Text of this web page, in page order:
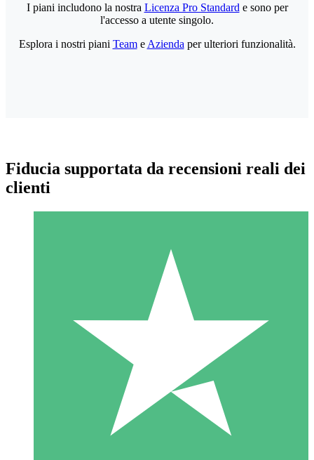
Pacchetti di Crediti Individuali
Paga a consumo con crediti di download. Nessun impegno
1 Download
10
I piani includono la nostra Licenza Pro Standard e sono per
l'accesso a utente singolo.
Esplora i nostri piani Teame Azienda per ulteriori funzionalità.
Fiducia supportata da recensioni reali dei
clienti